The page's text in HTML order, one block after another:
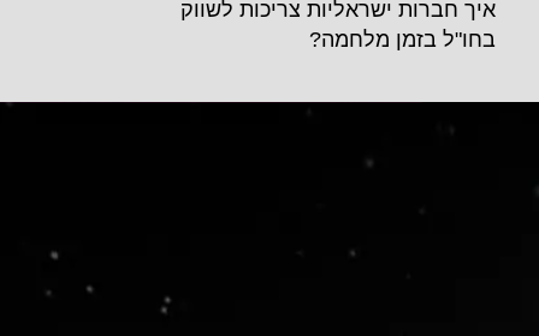
איך חברות ישראליות צריכות לשווק
בחו"ל בזמן מלחמה?